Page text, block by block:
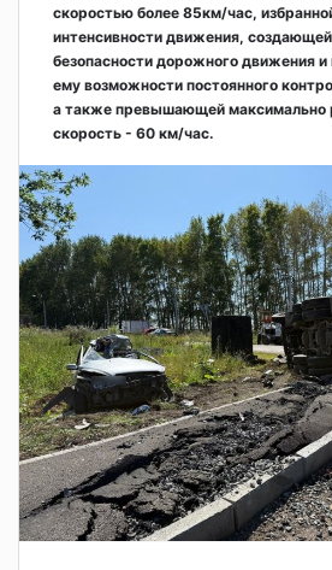
скоростью более 85км/час,
интенсивности движения,
безопасности дорожного движения
ему возможности постоянного
а также превышающей максимально
скорость - 60 км/час.